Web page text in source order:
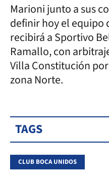
Marioni junto a sus
definir hoy el equipo
recibirá a Sportivo
Ramallo, con
Villa Constitución
zona Norte.
TAGS
CLUB BOCA UNIDOS